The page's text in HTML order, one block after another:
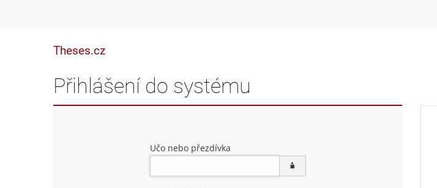
Theses.cz
Přihlášení do systému
Učo nebo přezdívka